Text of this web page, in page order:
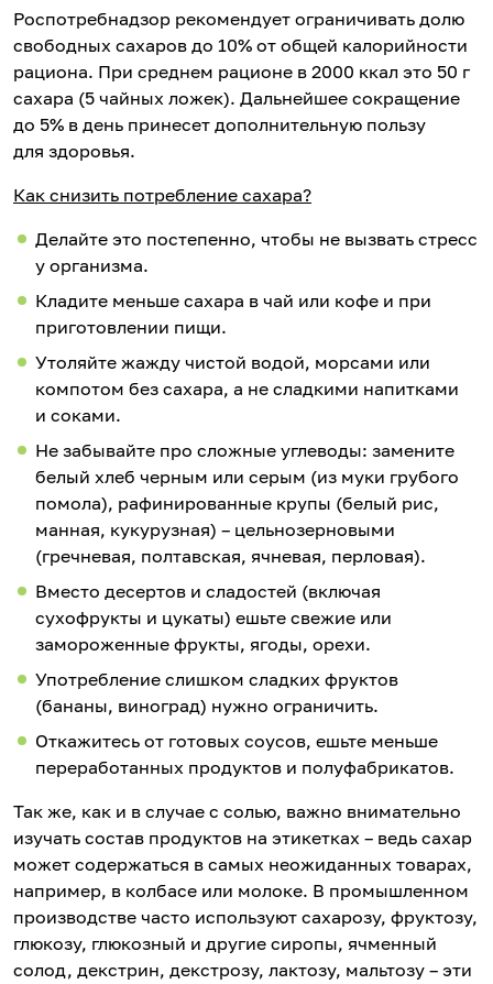
Роспотребнадзор рекомендует ограничивать долю
свободных сахаров до 10% от общей калорийности
рациона. При среднем рационе в 2000 ккал это 50 г
сахара (5 чайных ложек). Дальнейшее сокращение
до 5% в день принесет дополнительную пользу
для здоровья.
Как снизить потребление сахара?
Делайте это постепенно, чтобы не вызвать стресс
у организма.
Кладите меньше сахара в чай или кофе и при
приготовлении пищи.
Утоляйте жажду чистой водой, морсами или
компотом без сахара, а не сладкими напитками
и соками.
Не забывайте про сложные углеводы: замените
белый хлеб черным или серым (из муки грубого
помола), рафинированные крупы (белый рис,
манная, кукурузная) – цельнозерновыми
(гречневая, полтавская, ячневая, перловая).
Вместо десертов и сладостей (включая
сухофрукты и цукаты) ешьте свежие или
замороженные фрукты, ягоды, орехи.
Употребление слишком сладких фруктов
(бананы, виноград) нужно ограничить.
Откажитесь от готовых соусов, ешьте меньше
переработанных продуктов и полуфабрикатов.
Так же, как и в случае с солью, важно внимательно
изучать состав продуктов на этикетках – ведь сахар
может содержаться в самых неожиданных товарах,
например, в колбасе или молоке. В промышленном
производстве часто используют сахарозу, фруктозу,
глюкозу, глюкозный и другие сиропы, ячменный
солод, декстрин, декстрозу, лактозу, мальтозу – эти